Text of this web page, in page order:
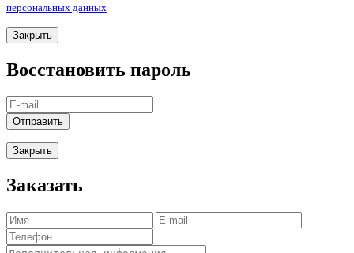
персональных данных
Закрыть
Восстановить пароль
Отправить
Закрыть
Заказать